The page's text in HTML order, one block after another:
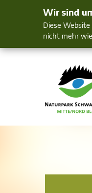
Wir sind
Diese
nicht mehr